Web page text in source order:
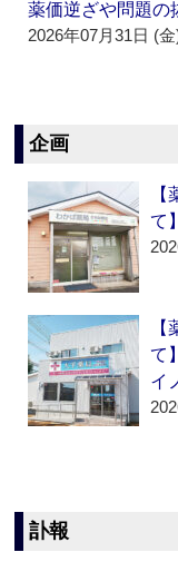
薬価逆ざや問題の
2026年07月31日 (金
企画
て
て
イ
訃報